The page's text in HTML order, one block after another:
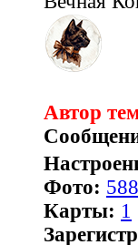
Автор
Фото: 588
Карты: 1